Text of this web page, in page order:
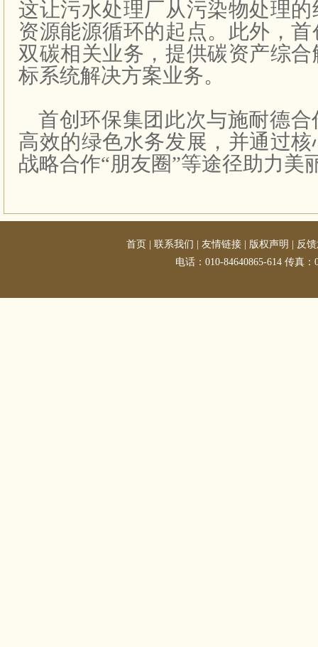
这让污水处理厂从污染物处理
资源能源循环的起点。此外，
双碳相关业务，提供碳资产综
标系统解决方案业务。
首创环保集团此次与施耐德
高效的绿色水务发展，并通过
战略合作“朋友圈”等途径助力美
首页 联系我们 友情链接 版权声明
反
电话：010-84640865-614 传真